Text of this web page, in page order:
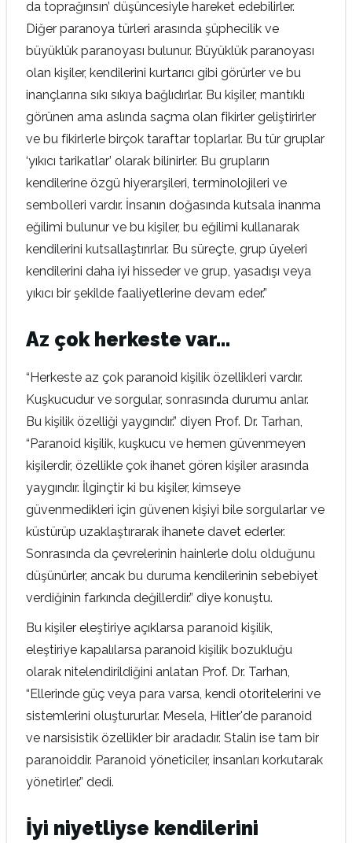
da toprağınsın’ düşüncesiyle hareket edebilirler.
Diğer paranoya türleri arasında şüphecilik ve
büyüklük paranoyası bulunur. Büyüklük paranoyası
olan kişiler, kendilerini kurtarıcı gibi görürler ve bu
inançlarına sıkı sıkıya bağlıdırlar. Bu kişiler, mantıklı
görünen ama aslında saçma olan fikirler geliştirirler
ve bu fikirlerle birçok taraftar toplarlar. Bu tür gruplar
‘yıkıcı tarikatlar’ olarak bilinirler. Bu grupların
kendilerine özgü hiyerarşileri, terminolojileri ve
sembolleri vardır. İnsanın doğasında kutsala inanma
eğilimi bulunur ve bu kişiler, bu eğilimi kullanarak
kendilerini kutsallaştırırlar. Bu süreçte, grup üyeleri
kendilerini daha iyi hisseder ve grup, yasadışı veya
yıkıcı bir şekilde faaliyetlerine devam eder.”
Az çok herkeste var…
“Herkeste az çok paranoid kişilik özellikleri vardır.
Kuşkucudur ve sorgular, sonrasında durumu anlar.
Bu kişilik özelliği yaygındır.” diyen Prof. Dr. Tarhan,
“Paranoid kişilik, kuşkucu ve hemen güvenmeyen
kişilerdir, özellikle çok ihanet gören kişiler arasında
yaygındır. İlginçtir ki bu kişiler, kimseye
güvenmedikleri için güvenen kişiyi bile sorgularlar ve
küstürüp uzaklaştırarak ihanete davet ederler.
Sonrasında da çevrelerinin hainlerle dolu olduğunu
düşünürler, ancak bu duruma kendilerinin sebebiyet
verdiğinin farkında değillerdir.” diye konuştu.
Bu kişiler eleştiriye açıklarsa paranoid kişilik,
eleştiriye kapalılarsa paranoid kişilik bozukluğu
olarak nitelendirildiğini anlatan Prof. Dr. Tarhan,
“Ellerinde güç veya para varsa, kendi otoritelerini ve
sistemlerini oluştururlar. Mesela, Hitler'de paranoid
ve narsisistik özellikler bir aradadır. Stalin ise tam bir
paranoiddir. Paranoid yöneticiler, insanları korkutarak
yönetirler.” dedi.
İyi niyetliyse kendilerini